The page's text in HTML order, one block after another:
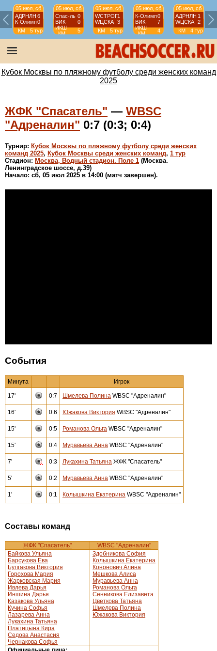
05 июл, сб
АДРНЛН 6
К-Олимп0
КМ
(Ж)
5 тур
05 июл, сб
Спас-ль 0
ВИК-
ИКШ
0
КМ
(Ж)
5
тур
05 июл, сб
WCТРОГ1
WЦСКА
3
КМ
(Ж)
5 тур
05 июл, сб
К-Олимп0
ВИК-
ИКШ
7
КМ
(Ж)
4
тур
05 июл, сб
АДРНЛН 1
WЦСКА
2
КМ
(Ж)
4 тур
Кубок Москвы по пляжному футболу среди женских команд
2025
ЖФК "Спасатель" — WBSC
"Адреналин" 0:7 (0:3; 0:4)
Турнир: Кубок Москвы по пляжному футболу среди женских
команд 2025, Кубок Москвы среди женских команд, 1 тур
Стадион: Москва, Водный стадион. Поле 1 (Москва.
Ленинградское шоссе, д.39)
Начало: сб, 05 июл 2025 в 14:00 (матч завершен).
События
Минута Игрок
17' 0:7 Шмелева Полина WBSC "Адреналин"
16' 0:6 Южакова Виктория WBSC "Адреналин"
15' 0:5 Романова Ольга WBSC "Адреналин"
15' 0:4 Муравьева Анна WBSC "Адреналин"
7' 0:3 Лукахина Татьяна ЖФК "Спасатель"
5' 0:2 Муравьева Анна WBSC "Адреналин"
1' 0:1 Колышкина Екатерина WBSC "Адреналин"
Составы команд
ЖФК "Спасатель"
WBSC "Адреналин"
Байкова Ульяна
Барсукова Ева
Булгакова Виктория
Горохова Мария
Жарковская Мария
Ивлева Дарья
Иншина Дарья
Казакова Ульяна
Кучина Софья
Лазарева Анна
Лукахина Татьяна
Платицына Кира
Седова Анастасия
Чернакова Софья
Здобникова София
Колышкина Екатерина
Кононович Алина
Мешкова Алиса
Муравьева Анна
Романова Ольга
Сенникова Елизавета
Цветкова Татьяна
Шмелева Полина
Южакова Виктория